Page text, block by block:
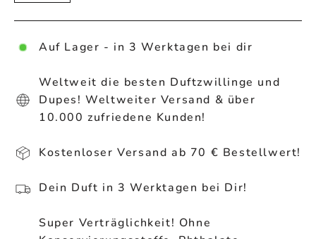
Auf Lager - in 3 Werktagen bei dir
Weltweit die besten Duftzwillinge und
Dupes! Weltweiter Versand & über
10.000 zufriedene Kunden!
Kostenloser Versand ab 70 € Bestellwert!
Dein Duft in 3 Werktagen bei Dir!
Super Verträglichkeit! Ohne